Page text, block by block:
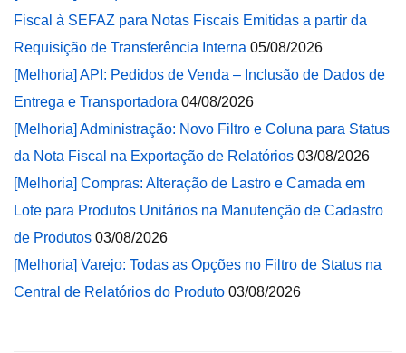
Fiscal à SEFAZ para Notas Fiscais Emitidas a partir da
Requisição de Transferência Interna 05/08/2026
[Melhoria] API: Pedidos de Venda – Inclusão de Dados de
Entrega e Transportadora 04/08/2026
[Melhoria] Administração: Novo Filtro e Coluna para Status
da Nota Fiscal na Exportação de Relatórios 03/08/2026
[Melhoria] Compras: Alteração de Lastro e Camada em
Lote para Produtos Unitários na Manutenção de Cadastro
de Produtos 03/08/2026
[Melhoria] Varejo: Todas as Opções no Filtro de Status na
Central de Relatórios do Produto 03/08/2026